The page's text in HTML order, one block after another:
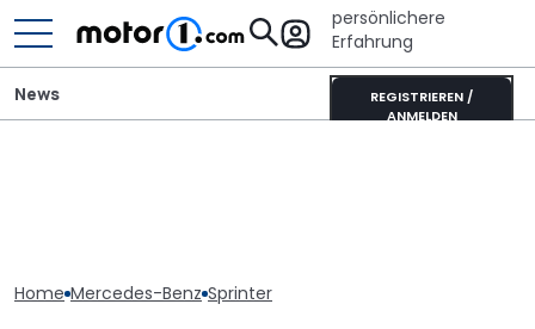
persönlichere
Erfahrung
REGISTRIEREN /
ANMELDEN
News
Home Mercedes-Benz Sprinter